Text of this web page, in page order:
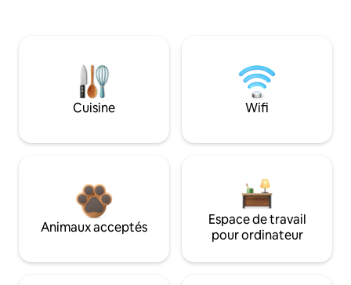
Cuisine Wifi
Animaux acceptés
Espace de travail
pour ordinateur